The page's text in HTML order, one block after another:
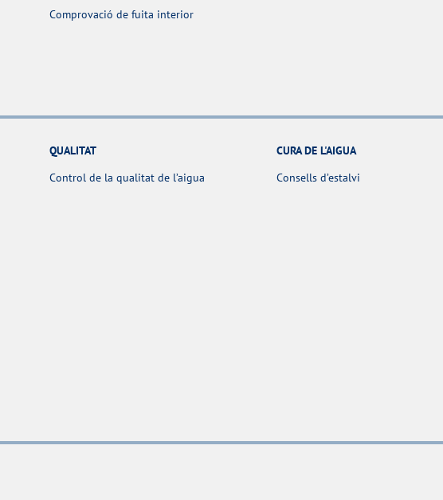
Comprovació de fuita interior
QUALITAT
Control de la qualitat de l’aigua
CURA DE L'AIGUA
Consells d’estalvi